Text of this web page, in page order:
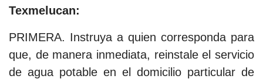
Texmelucan:
PRIMERA. Instruya a quien corresponda para
que, de manera inmediata, reinstale el servicio
de agua potable en el domicilio particular de